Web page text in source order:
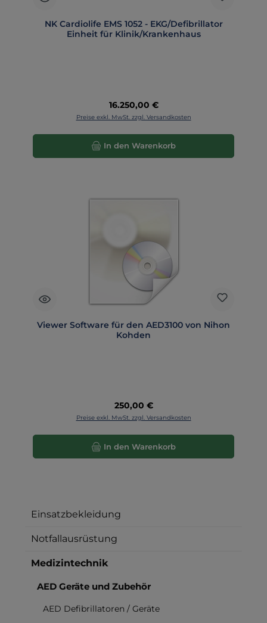
NK Cardiolife EMS 1052 - EKG/Defibrillator
Einheit für Klinik/Krankenhaus
Regulärer Preis:
16.250,00 €
Preise exkl. MwSt. zzgl. Versandkosten
In den Warenkorb
Viewer Software für den AED3100 von Nihon
Kohden
Regulärer Preis:
250,00 €
Preise exkl. MwSt. zzgl. Versandkosten
In den Warenkorb
Einsatzbekleidung
Notfallausrüstung
Medizintechnik
AED Geräte und Zubehör
AED Defibrillatoren / Geräte